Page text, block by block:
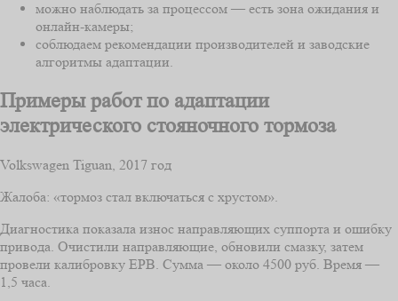
можно наблюдать за процессом — есть зона ожидания и
онлайн‑камеры;
соблюдаем рекомендации производителей и заводские
алгоритмы адаптации.
Примеры работ по адаптации
электрического стояночного тормоза
Volkswagen Tiguan, 2017 год
Жалоба: «тормоз стал включаться с хрустом».
Диагностика показала износ направляющих суппорта и ошибку
привода. Очистили направляющие, обновили смазку, затем
провели калибровку EPB. Сумма — около 4500 руб. Время —
1,5 часа.